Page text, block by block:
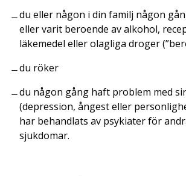
du eller någon i din familj någon
eller varit beroende av alkohol,
läkemedel eller olagliga droger
du röker
du någon gång haft problem med
(depression, ångest eller
har behandlats av psykiater för
sjukdomar.